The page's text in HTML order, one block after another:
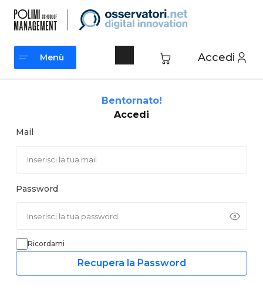
contenuto
Accedi
Menù
Bentornato!
Accedi
Mail
Password
Ricordami
Recupera la Password